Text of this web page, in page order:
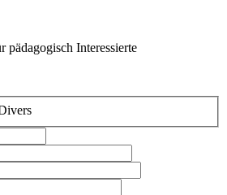
pädagogisch Interessierte